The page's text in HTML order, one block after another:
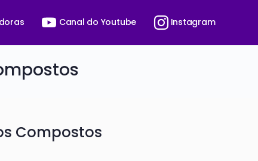
Canal do Youtube Instagram
Compostos